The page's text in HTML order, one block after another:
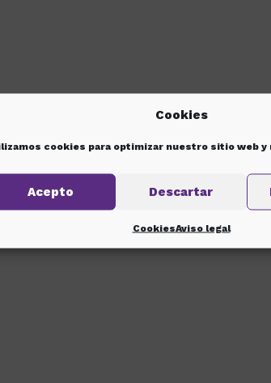
Cookies
cookies para optimizar nuestro sitio web
Acepto Descartar
CookiesAviso legal